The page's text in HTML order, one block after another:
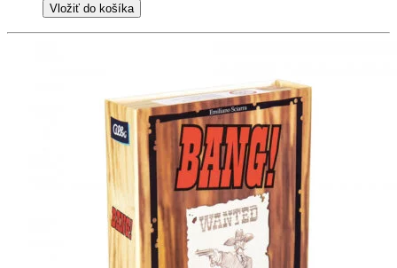
Vložiť do košíka